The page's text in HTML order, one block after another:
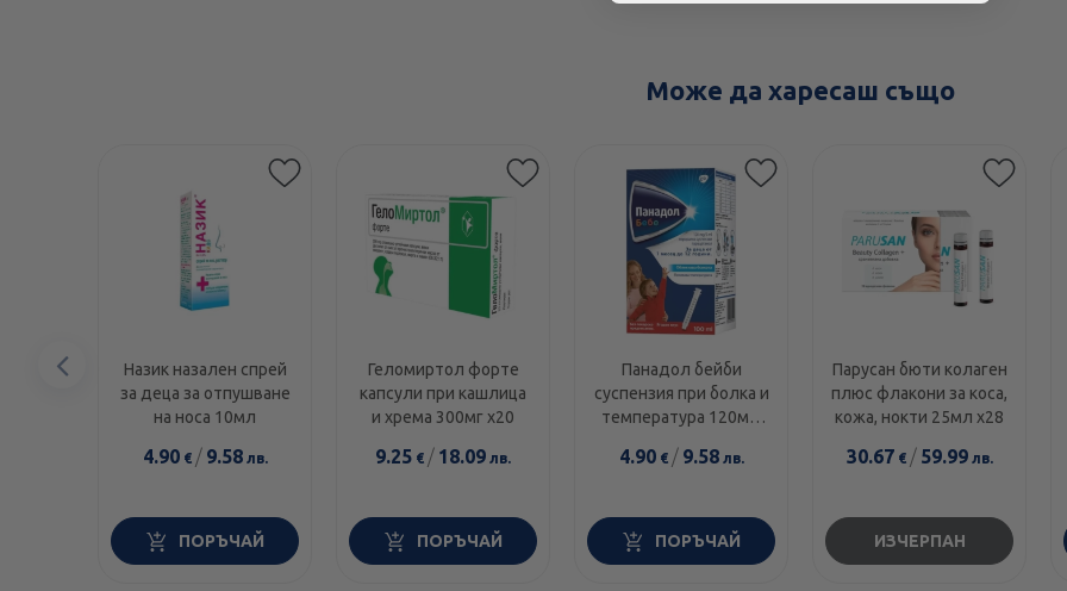
Може да харесаш също
Назик назален спрей
за деца за отпушване
на носа 10мл
4.90€ / 9.58лв.
ПОРЪЧАЙ
Геломиртол форте
капсули при кашлица
и хрема 300мг х20
9.25 € / 18.09 лв.
ПОРЪЧАЙ
Панадол бейби
суспензия при болка и
температура 120мг/
4.90€ / 9.58лв.
ПОРЪЧАЙ
Парусан бюти колаген
плюс флакони за коса,
кожа, нокти 25мл х28
30.67 € / 59.99лв.
ИЗЧЕРПАН
Предишен
елемент